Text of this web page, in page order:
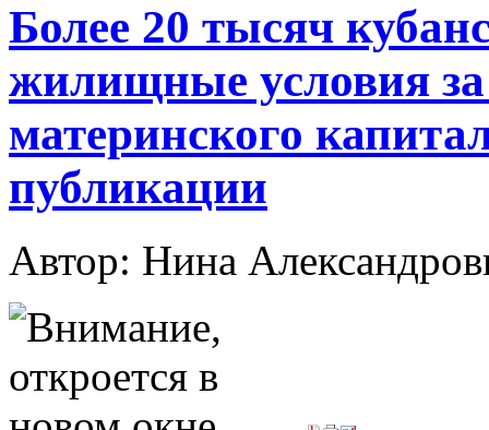
Более 20 тысяч
жилищные условия за
материнского
публикации
Автор: Нина